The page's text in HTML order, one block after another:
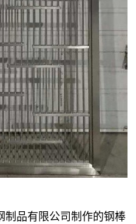
制品有限公司制作的钢棒